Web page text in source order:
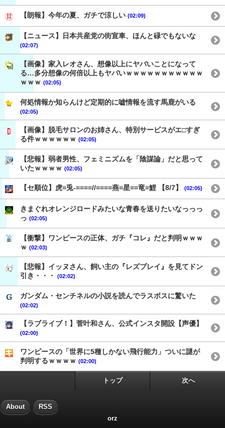
【朗報】今年の夏、ガチで涼しい (02:09)
【ニュース】日本共産党の街宣車、ほんと碌でもないな
(02:07)
【画像】家入レオさん、想像以上にヤバいことになって
る…多分想像の何倍以上もヤバいｗｗｗｗｗｗｗｗｗｗｗ
ｗｗｗ (02:05)
何処情報か知らんけど定期的に嘘情報を流す馬鹿がいる
(02:05)
【画像】脱毛サロンのお姉さん、特別サービスがエ□すぎ
る件ｗｗｗｗｗｗ (02:05)
【悲報】弱者男性、フェミニズムを「陰謀論」だと思って
いたｗｗｗｗ (02:05)
【セ順位】虎=兎-====//====燕=星==竜=鯉 【8/7】 (02:05)
きまぐれオレンジロードみたいな青春を送りたいなっっっ
っ (02:05)
【衝撃】ワンピースの正体、ガチ『コレ』だと判明ｗｗｗ
ｗ (02:03)
【悲報】イッヌさん、飼い主の『レズプレイ』を見てドン
引き・・・
(02:02)
ガンダム・センチネルの小説を読んでラスボスに驚いた
(02:02)
【ラブライブ！】菅叶和さん、公式インスタ開設【声優】
(02:00)
ワンピースの「世界に5種しかない飛行能力」ついに謎が
判明するｗｗｗｗ (02:00)
トップ 次へ
About RSS
orz